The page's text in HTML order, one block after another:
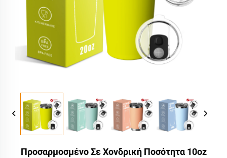
Προσαρμοσμένο Σε Χονδρική Ποσότητα 10oz